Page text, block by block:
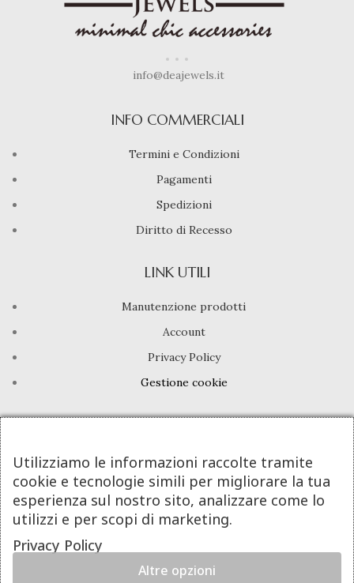
info@deajewels.it
INFO COMMERCIALI
Termini e Condizioni
Pagamenti
Spedizioni
Diritto di Recesso
LINK UTILI
Manutenzione prodotti
Account
Privacy Policy
Gestione cookie
Chi siamo
Dicono di noi
Domande frequenti
DeA Jewels® | Valeria De Alfieri - P.Iva 08605781213
Utilizziamo le informazioni raccolte tramite
cookie e tecnologie simili per migliorare la tua
esperienza sul nostro sito, analizzare come lo
utilizzi e per scopi di marketing.
Privacy Policy
Altre opzioni